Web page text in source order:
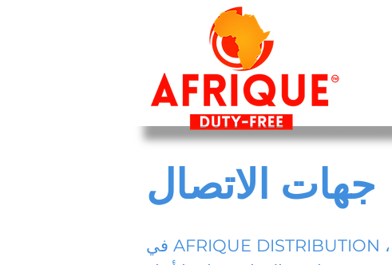
جهات الاتصال
في AFRIQUE DISTRIBUTION ، قمنا بتجميع أكثر المهنيين المتحمسين والمعرفة المتاحين في الصناعة في